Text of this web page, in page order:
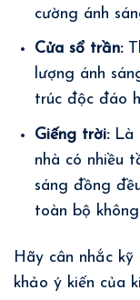
cường ánh
Cửa sổ trần:
lượng ánh
trúc độc đáo
Giếng trời:Là
nhà có nhiều
sáng đồng
toàn bộ
Hãy cân nhắc
khảo ý kiến của